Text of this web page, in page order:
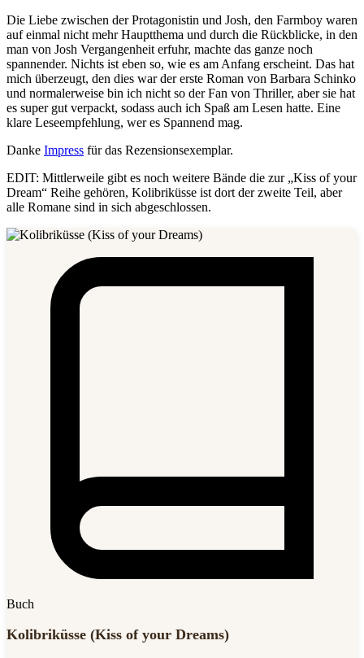
Die Liebe zwischen der Protagonistin und Josh, den Farmboy waren
auf einmal nicht mehr Hauptthema und durch die Rückblicke, in den
man von Josh Vergangenheit erfuhr, machte das ganze noch
spannender. Nichts ist eben so, wie es am Anfang erscheint. Das hat
mich überzeugt, den dies war der erste Roman von Barbara Schinko
und normalerweise bin ich nicht so der Fan von Thriller, aber sie hat
es super gut verpackt, sodass auch ich Spaß am Lesen hatte. Eine
klare Leseempfehlung, wer es Spannend mag.
Danke Impress für das Rezensionsexemplar.
EDIT: Mittlerweile gibt es noch weitere Bände die zur „Kiss of your
Dream“ Reihe gehören, Kolibriküsse ist dort der zweite Teil, aber
alle Romane sind in sich abgeschlossen.
Buch
Kolibriküsse (Kiss of your Dreams)